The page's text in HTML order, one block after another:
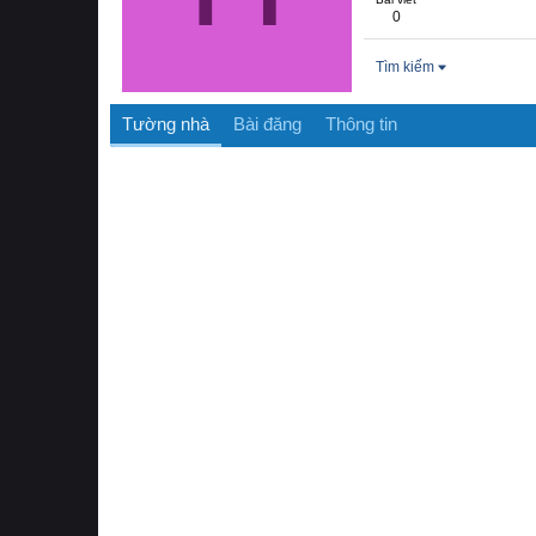
0
Tìm kiếm
Tường nhà Bài đăng Thông tin